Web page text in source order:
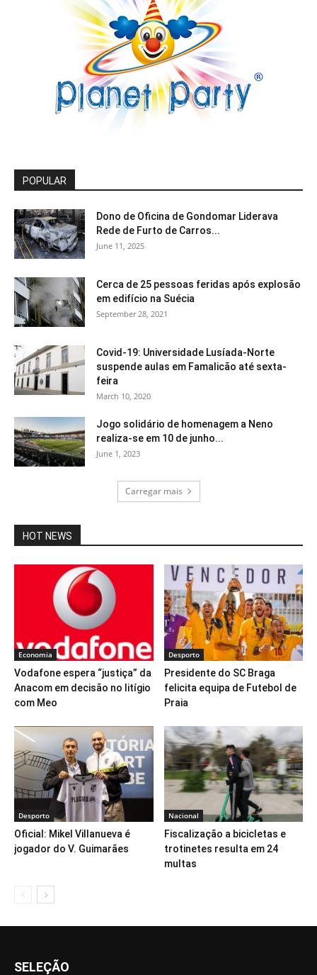
POPULAR
Dono de Oficina de Gondomar Liderava
Rede de Furto de Carros...
June 11, 2025
Cerca de 25 pessoas feridas após explosão
em edifício na Suécia
September 28, 2021
Covid-19: Universidade Lusíada-Norte
suspende aulas em Famalicão até sexta-
feira
March 10, 2020
Jogo solidário de homenagem a Neno
realiza-se em 10 de junho...
June 1, 2023
Carregar mais
HOT NEWS
Economia
Vodafone espera “justiça” da
Anacom em decisão no litígio
com Meo
Desporto
Presidente do SC Braga
felicita equipa de Futebol de
Praia
Desporto
Oficial: Mikel Villanueva é
jogador do V. Guimarães
Nacional
Fiscalização a bicicletas e
trotinetes resulta em 24
multas
SELEÇÃO